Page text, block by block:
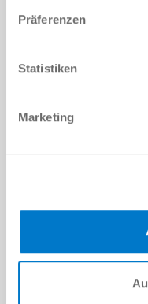
Präferenzen
Statistiken
Marketing